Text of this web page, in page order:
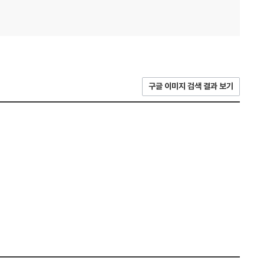
구글 이미지 검색 결과 보기